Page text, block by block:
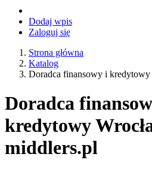
Dodaj wpis
Zaloguj się
Strona główna
Katalog
Doradca finansowy i kredytowy
Doradca
kredytowy
middlers.pl